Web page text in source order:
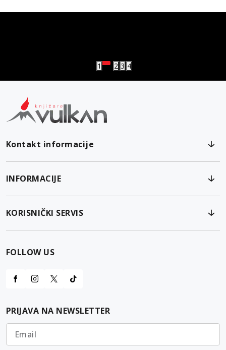
1 2 3 4
Kontakt informacije
INFORMACIJE
KORISNIČKI SERVIS
FOLLOW US
PRIJAVA NA NEWSLETTER
Email